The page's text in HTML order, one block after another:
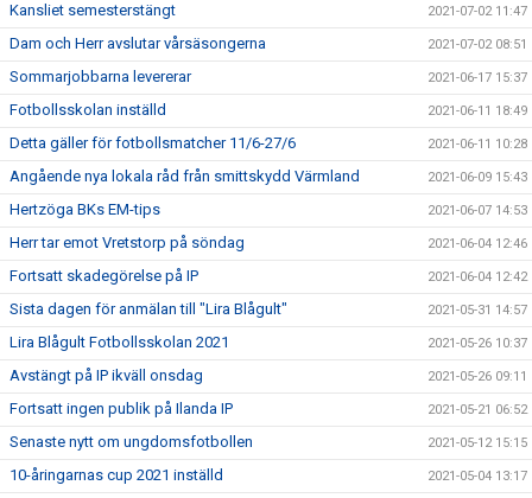
Kansliet semesterstängt 2021-07-02 11:47
Dam och Herr avslutar vårsäsongerna 2021-07-02 08:51
Sommarjobbarna levererar 2021-06-17 15:37
Fotbollsskolan inställd 2021-06-11 18:49
Detta gäller för fotbollsmatcher 11/6-27/6 2021-06-11 10:28
Angående nya lokala råd från smittskydd Värmland 2021-06-09 15:43
Hertzöga BKs EM-tips 2021-06-07 14:53
Herr tar emot Vretstorp på söndag 2021-06-04 12:46
Fortsatt skadegörelse på IP 2021-06-04 12:42
Sista dagen för anmälan till "Lira Blågult" 2021-05-31 14:57
Lira Blågult Fotbollsskolan 2021 2021-05-26 10:37
Avstängt på IP ikväll onsdag 2021-05-26 09:11
Fortsatt ingen publik på Ilanda IP 2021-05-21 06:52
Senaste nytt om ungdomsfotbollen 2021-05-12 15:15
10-åringarnas cup 2021 inställd 2021-05-04 13:17